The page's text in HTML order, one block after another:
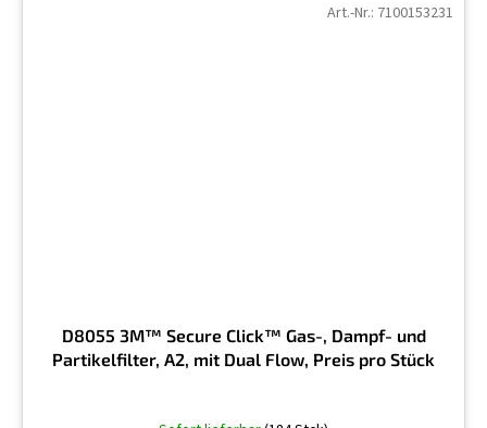
D8055 3M™ Secure Click™ Gas-, Dampf- und
Partikelfilter, A2, mit Dual Flow, Preis pro Stück
Art.-Nr.: 7100153231